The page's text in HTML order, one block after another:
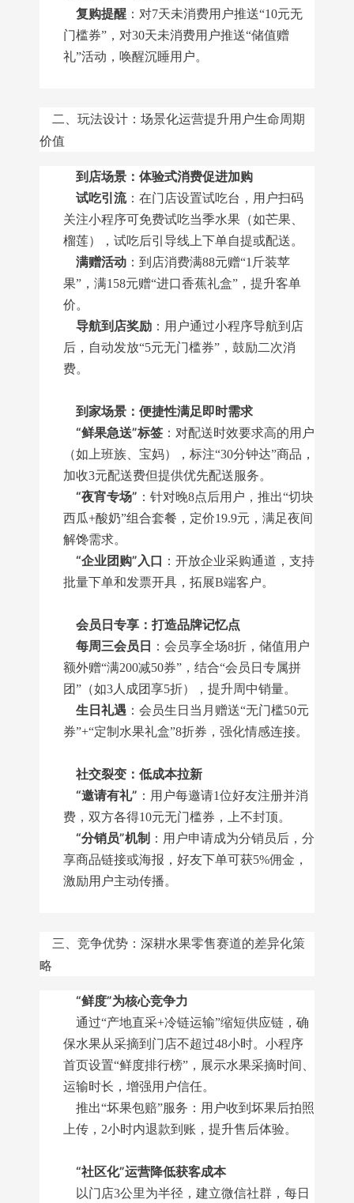
复购提醒 ：对7天未消费用户推送“10元无
门槛券”，对30天未消费用户推送“储值赠
礼”活动，唤醒沉睡用户。
二、玩法设计：场景化运营提升用户生命周期
价值
到店场景：体验式消费促进加购
试吃引流：在门店设置试吃台，用户扫码
关注小程序可免费试吃当季水果（如芒果、
榴莲），试吃后引导线上下单自提或配送。
满赠活动 ：到店消费满88元赠“1斤装苹
果”，满158元赠“进口香蕉礼盒”，提升客单
价。
导航到店奖励 ：用户通过小程序导航到店
后，自动发放“5元无门槛券”，鼓励二次消
费。
到家场景：便捷性满足即时需求
“鲜果急送”标签 ：对配送时效要求高的用户
（如上班族、宝妈），标注“30分钟达”商品，
加收3元配送费但提供优先配送服务。
“夜宵专场” ：针对晚8点后用户，推出“切块
西瓜+酸奶”组合套餐，定价19.9元，满足夜间
解馋需求。
“企业团购”入口 ：开放企业采购通道，支持
批量下单和发票开具，拓展B端客户。
会员日专享：打造品牌记忆点
每周三会员日 ：会员享全场8折，储值用户
额外赠“满200减50券”，结合“会员日专属拼
团”（如3人成团享5折），提升周中销量。
生日礼遇 ：会员生日当月赠送“无门槛50元
券”+“定制水果礼盒”8折券，强化情感连接。
社交裂变：低成本拉新
“邀请有礼” ：用户每邀请1位好友注册并消
费，双方各得10元无门槛券，上不封顶。
“分销员”机制 ：用户申请成为分销员后，分
享商品链接或海报，好友下单可获5%佣金，
激励用户主动传播。
三、竞争优势：深耕水果零售赛道的差异化策
略
“鲜度”为核心竞争力
通过“产地直采+冷链运输”缩短供应链，确
保水果从采摘到门店不超过48小时。小程序
首页设置“鲜度排行榜”，展示水果采摘时间、
运输时长，增强用户信任。
推出“坏果包赔”服务：用户收到坏果后拍照
上传，2小时内退款到账，提升售后体验。
“社区化”运营降低获客成本
以门店3公里为半径，建立微信社群，每日